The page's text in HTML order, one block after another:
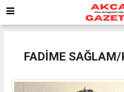
FADİME SAĞLAM/